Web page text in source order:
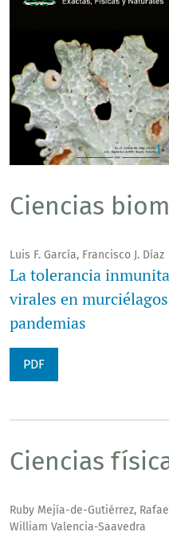
Ciencias
Luis F. García, Francisco J. Díaz
La tolerancia
virales en
pandemias
PDF
Ciencias
Ruby Mejía-de-Gutiérrez,
William Valencia-Saavedra